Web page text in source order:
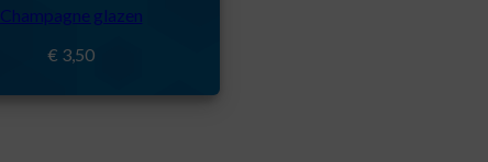
Champagne glazen
€ 3,50